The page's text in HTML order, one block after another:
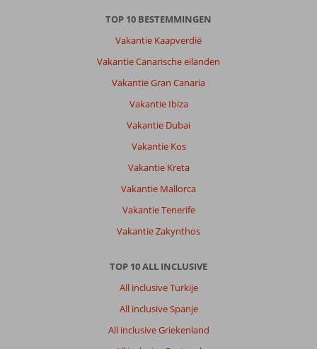
TOP 10 BESTEMMINGEN
Vakantie Kaapverdië
Vakantie Canarische eilanden
Vakantie Gran Canaria
Vakantie Ibiza
Vakantie Dubai
Vakantie Kos
Vakantie Kreta
Vakantie Mallorca
Vakantie Tenerife
Vakantie Zakynthos
TOP 10 ALL INCLUSIVE
All inclusive Turkije
All inclusive Spanje
All inclusive Griekenland